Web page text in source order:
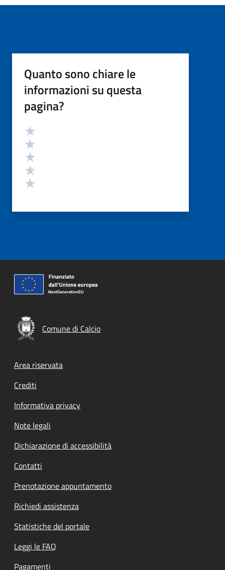
Quanto sono chiare le
informazioni su questa
pagina?
Valutazione
Comune di Calcio
Footer menu
Area riservata
Crediti
Informativa privacy
Note legali
Dichiarazione di accessibilità
Contatti
Prenotazione appuntamento
Richiedi assistenza
Statistiche del portale
Leggi le FAQ
Pagamenti